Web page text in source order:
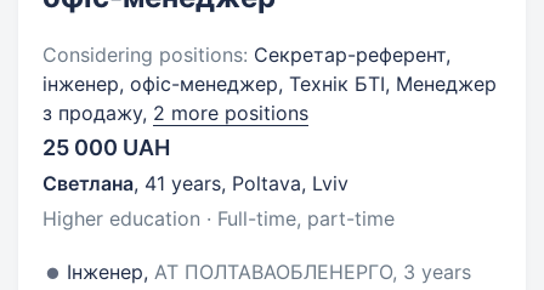
Considering positions: Секретар-референт,
інженер, офіс-менеджер, Технік БТІ, Менеджер
з продажу, 2 more positions
25 000 UAH
Светлана, 41 years, Poltava, Lviv
Higher education · Full-time, part-time
Інженер, АТ ПОЛТАВАОБЛЕНЕРГО, 3 years